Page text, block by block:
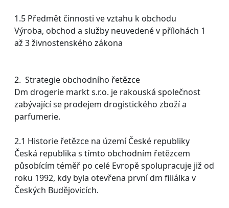
1.5 Předmět činnosti ve vztahu k obchodu
Výroba, obchod a služby neuvedené v přílohách 1
až 3 živnostenského zákona
2. Strategie obchodního řetězce
Dm drogerie markt s.r.o. je rakouská společnost
zabývající se prodejem drogistického zboží a
parfumerie.
2.1 Historie řetězce na území České republiky
Česká republika s tímto obchodním řetězcem
působícím téměř po celé Evropě spolupracuje již od
roku 1992, kdy byla otevřena první dm filiálka v
Českých Budějovicích.